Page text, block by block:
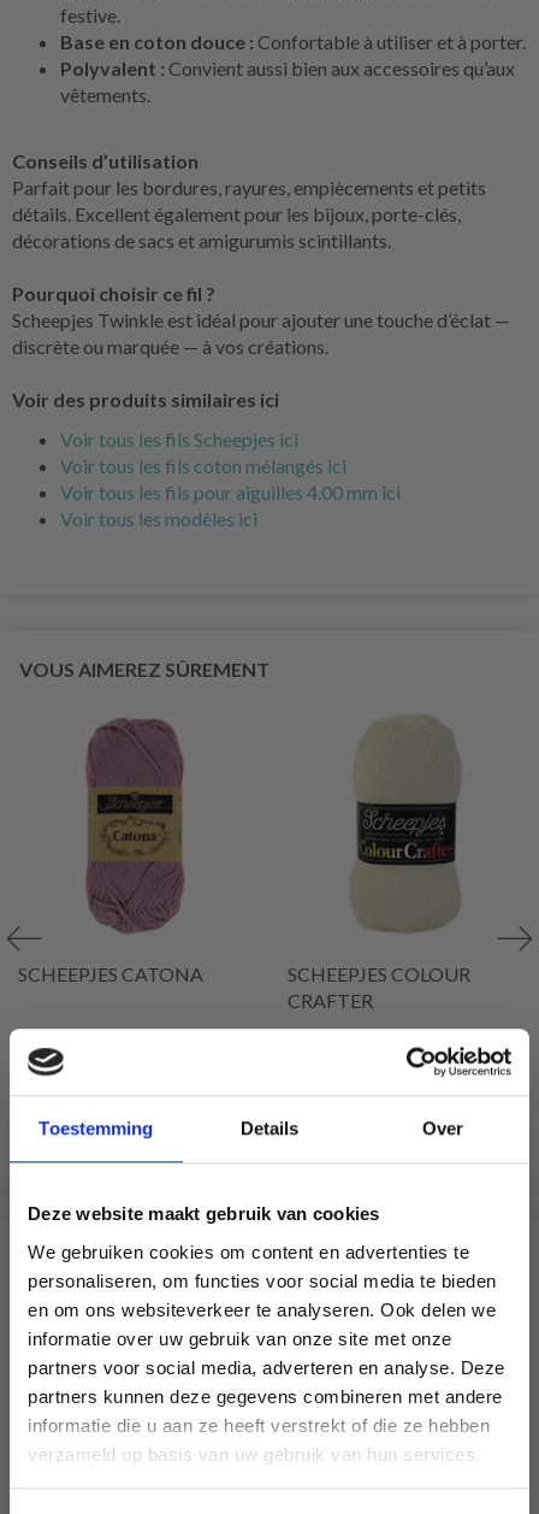
Toestemming Details Over
Deze website maakt gebruik van cookies
We gebruiken cookies om content en advertenties te
personaliseren, om functies voor social media te bieden
en om ons websiteverkeer te analyseren. Ook delen we
informatie over uw gebruik van onze site met onze
partners voor social media, adverteren en analyse. Deze
partners kunnen deze gegevens combineren met andere
informatie die u aan ze heeft verstrekt of die ze hebben
verzameld op basis van uw gebruik van hun services.
festive.
Base en coton douce : Confortable à utiliser et à porter.
Polyvalent : Convient aussi bien aux accessoires qu’aux
vêtements.
Conseils d’utilisation
Parfait pour les bordures, rayures, empiècements et petits
détails. Excellent également pour les bijoux, porte-clés,
décorations de sacs et amigurumis scintillants.
Pourquoi choisir ce fil ?
Scheepjes Twinkle est idéal pour ajouter une touche d’éclat —
discrète ou marquée — à vos créations.
Voir des produits similaires ici
Voir tous les fils Scheepjes ici
Voir tous les fils coton mélangés ici
Voir tous les fils pour aiguilles 4.00 mm ici
Voir tous les modèles ici
VOUS AIMEREZ SÛREMENT
SCHEEPJES CATONA
100% Coton mercerisé
SCHEEPJES COLOUR
CRAFTER
100% Acrylique
SIMILAIRE À CECI
Économisez jusqu'à 50 %
Soyez le premier à connaître nos soldes et